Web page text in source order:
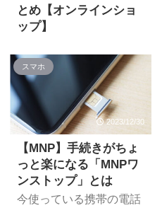
とめ【オンラインショ
ップ】
催される2024年の初売
り・年末年始セールのま
とめです。 Amazon
2024 Amazon 初売り | い
い一年を、笑顔ではじめ
よう。 より セール情報
開催期間：2024/1/3(水)
9:00～1/7(日) 23:59 セー
ル内容： お得な価格で購
入できるセール ポイント
アップキャンペーン
スマホ
2023/12/30
【MNP】手続きがちょ
っと楽になる「MNPワ
ンストップ」とは
今使っている携帯の電話